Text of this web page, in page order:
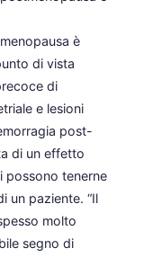
è
di vista
di
e lesioni
post-
di un effetto
possono tenerne
un paziente. “Il
molto
segno di